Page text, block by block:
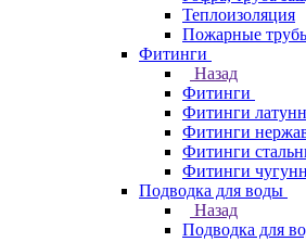
Теплоизоляция
Пожарные
Фитинги
Назад
Фитинги
Фитинги
Фитинги
Фитинги
Фитинги
Подводка для воды
Назад
Подводка для